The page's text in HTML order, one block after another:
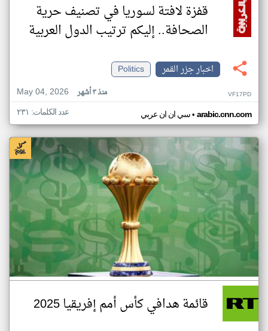
قفزة لافتة لسوريا في تصنيف حرية
الصحافة.. إليكم ترتيب الدول العربية
اخبار جزر القمر
Politics
May 04, 2026
منذ ٣ أشهر VF17PD
سي ان ان عربي• arabic.cnn.com عدد الكلمات: ٢٣١
قائمة هدافي كأس أمم إفريقيا 2025